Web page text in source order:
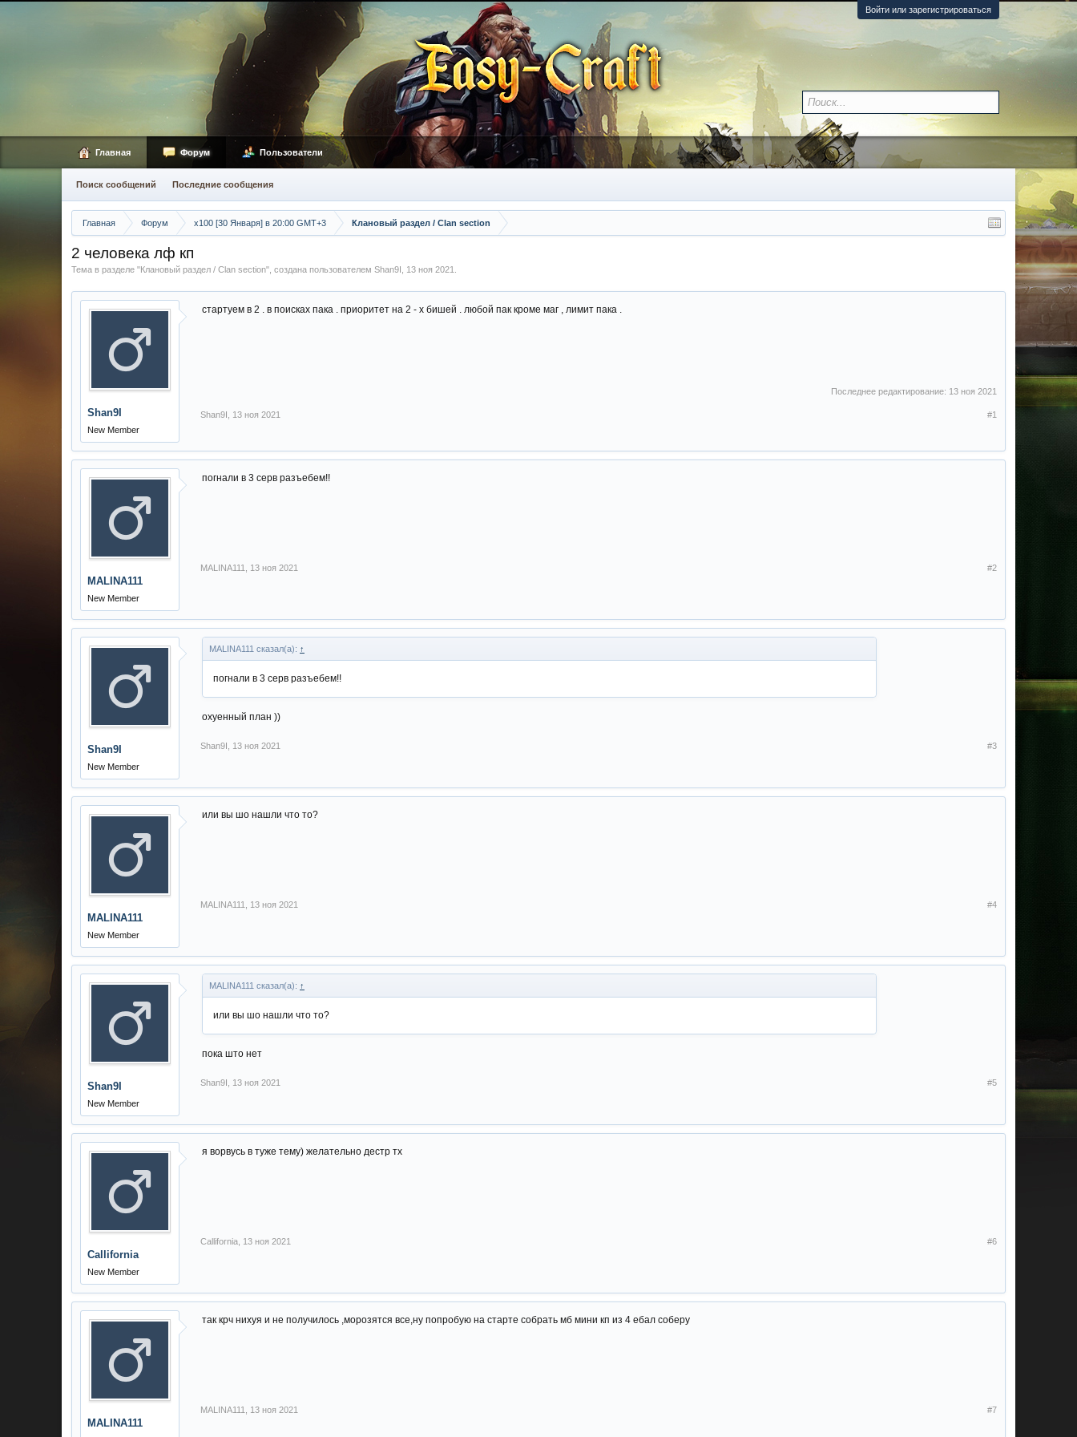
Войти или зарегистрироваться
Главная Форум х100 [30 Января] в 20:00 GMT+3 Клановый раздел / Сlan section
2 человека лф кп
Тема в разделе "Клановый раздел / Сlan section", создана пользователем Shan9I 13 ноя 2021
Shan9I
New Member
стартуем в 2 . в поисках пака . приоритет на 2 - х бишей . любой пак кроме маг , лимит пака .
Последнее редактирование: 13 ноя 2021
Shan9I 13 ноя 2021 #1
MALINA111
New Member
погнали в 3 серв разъебем!!
MALINA111 13 ноя 2021 #2
Shan9I
New Member
MALINA111 сказал(а): ↑
погнали в 3 серв разъебем!!
охуенный план ))
Shan9I 13 ноя 2021 #3
MALINA111
New Member
или вы шо нашли что то?
MALINA111 13 ноя 2021 #4
Shan9I
New Member
MALINA111 сказал(а): ↑
или вы шо нашли что то?
пока што нет
Shan9I 13 ноя 2021 #5
Callifornia
New Member
я ворвусь в туже тему) желательно дестр тх
Callifornia 13 ноя 2021 #6
MALINA111
так крч нихуя и не получилось ,морозятся все,ну попробую на старте собрать мб мини кп из 4 ебал соберу
MALINA111 13 ноя 2021 #7
Главная Форум
Поиск сообщений Последние сообщения
Пользователи